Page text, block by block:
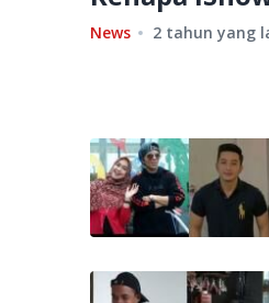
News 2 tahun yang